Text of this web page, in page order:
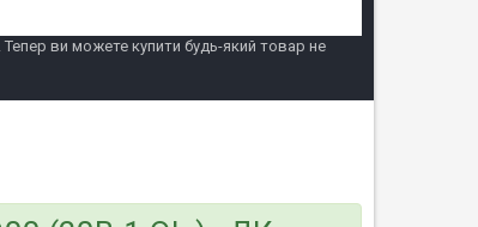
Тепер ви можете купити будь-який товар не